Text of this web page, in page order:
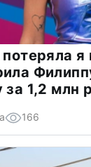
потеряла
за 1,2 млн
166